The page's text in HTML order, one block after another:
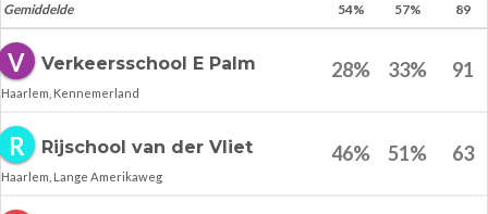
Gemiddelde 54% 57% 89
V Verkeersschool E Palm
Haarlem, Kennemerland
28% 33% 91
R Rijschool van der Vliet
Haarlem, Lange Amerikaweg
46% 51% 63